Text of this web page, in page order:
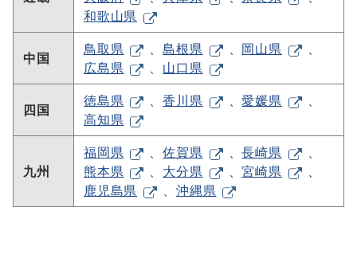
和歌山県
中国
鳥取県 、島根県 、 岡山県
、
広島県
、 山口県
四国
徳島県 、香川県 、愛媛県
、
高知県
九州
福岡県 、佐賀県 、長崎県
、
熊本県
、 大分県 、宮崎県
、
鹿児島県
、沖縄県